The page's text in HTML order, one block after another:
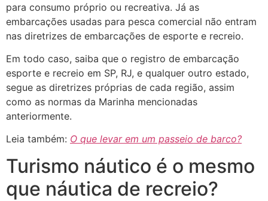
para consumo próprio ou recreativa. Já as
embarcações usadas para pesca comercial não entram
nas diretrizes de embarcações de esporte e recreio.
Em todo caso, saiba que o registro de embarcação
esporte e recreio em SP, RJ, e qualquer outro estado,
segue as diretrizes próprias de cada região, assim
como as normas da Marinha mencionadas
anteriormente.
Leia também: O que levar em um passeio de barco?
Turismo náutico é o mesmo
que náutica de recreio?